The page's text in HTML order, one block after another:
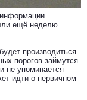
ещё неделю
производиться
порогов займутся
не упоминается
идти о первичном